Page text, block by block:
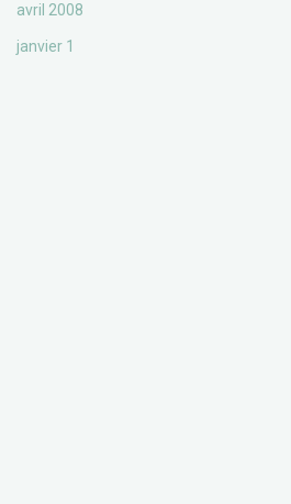
avril 2008
janvier 1